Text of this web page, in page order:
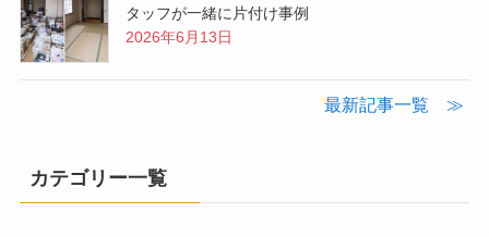
タッフが一緒に片付け事例
2026年6月13日
最新記事一覧 ≫
カテゴリー一覧